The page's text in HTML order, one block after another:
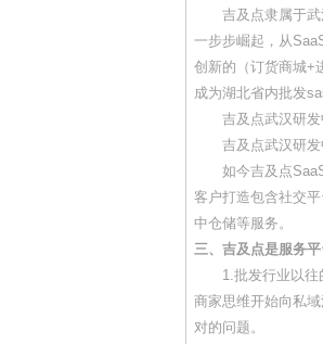
吉及点隶属于武
一步步崛起，从
创新的（订货商城+
成为湖北省内批发
吉及点武汉研发
吉及点武汉研发
如今吉及点SaaS
客户打造包含社交
中仓储等服务。
三、吉及点是服务
1.批发行业以往的
商家思维开始向私
对的问题。